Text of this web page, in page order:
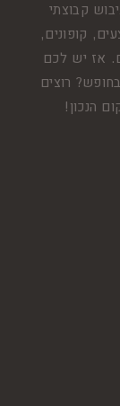
קבוצתי
קופונים,
אז יש לכם
רוצים
הנכון!